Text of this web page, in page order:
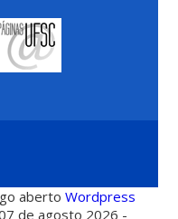
abertoWordpress
de agosto 2026 -